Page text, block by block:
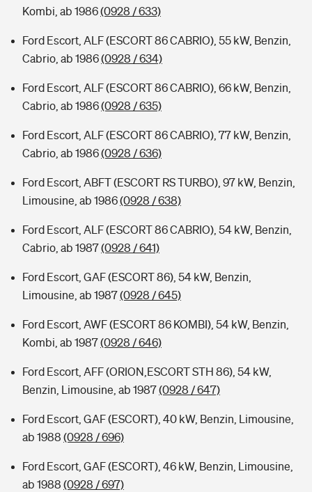
Kombi, ab 1986(0928 / 633)
Ford Escort, ALF (ESCORT 86 CABRIO), 55 kW, Benzin,
Cabrio, ab 1986(0928 / 634)
Ford Escort, ALF (ESCORT 86 CABRIO), 66 kW, Benzin,
Cabrio, ab 1986(0928 / 635)
Ford Escort, ALF (ESCORT 86 CABRIO), 77 kW, Benzin,
Cabrio, ab 1986(0928 / 636)
Ford Escort, ABFT (ESCORT RS TURBO), 97 kW, Benzin,
Limousine, ab 1986(0928 / 638)
Ford Escort, ALF (ESCORT 86 CABRIO), 54 kW, Benzin,
Cabrio, ab 1987(0928 / 641)
Ford Escort, GAF (ESCORT 86), 54 kW, Benzin,
Limousine, ab 1987(0928 / 645)
Ford Escort, AWF (ESCORT 86 KOMBI), 54 kW, Benzin,
Kombi, ab 1987(0928 / 646)
Ford Escort, AFF (ORION,ESCORT STH 86), 54 kW,
Benzin, Limousine, ab 1987(0928 / 647)
Ford Escort, GAF (ESCORT), 40 kW, Benzin, Limousine,
ab 1988 (0928 / 696)
Ford Escort, GAF (ESCORT), 46 kW, Benzin, Limousine,
ab 1988 (0928 / 697)